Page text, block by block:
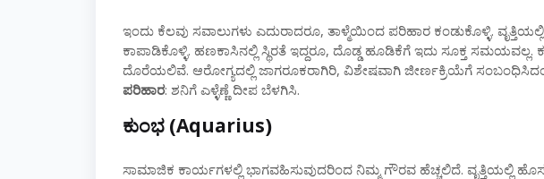
ಇಂದು ಕೆಲವು ಸವಾಲುಗಳು ಎದುರಾದರೂ, ತಾಳ್ಮೆಯಿಂದ ಪರಿಹಾರ ಕಂಡುಕೊಳ್ಳಿ.
ಕಾಪಾಡಿಕೊಳ್ಳಿ. ಹಣಕಾಸಿನಲ್ಲಿ ಸ್ಥಿರತೆ ಇದ್ದರೂ, ದೊಡ್ಡ ಹೂಡಿಕೆಗೆ ಇದು ಸೂಕ್ತ
ದೊರೆಯಲಿವೆ. ಆರೋಗ್ಯದಲ್ಲಿ ಜಾಗರೂಕರಾಗಿರಿ, ವಿಶೇಷವಾಗಿ ಜೀರ್ಣಕ್ರಿಯೆಗೆ
ಪರಿಹಾರ: ಶನಿಗೆ ಎಳ್ಳೆಣ್ಣೆ ದೀಪ ಬೆಳಗಿಸಿ.
ಕುಂಭ (Aquarius)
ಸಾಮಾಜಿಕ ಕಾರ್ಯಗಳಲ್ಲಿ ಭಾಗವಹಿಸುವುದರಿಂದ ನಿಮ್ಮ ಗೌರವ ಹೆಚ್ಚಲಿದೆ. ವೃತ್ತಿಯಲ್ಲಿ